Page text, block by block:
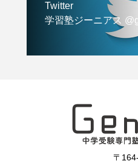
Twitter
学習塾ジーニアス
〒